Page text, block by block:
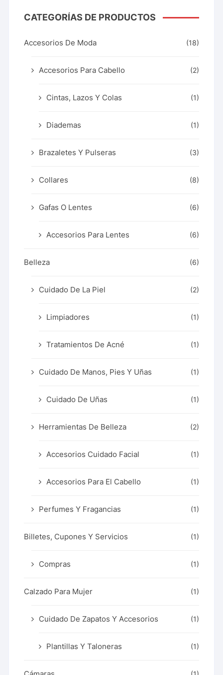
CATEGORÍAS DE PRODUCTOS
Accesorios De Moda (18)
Accesorios Para Cabello (2)
Cintas, Lazos Y Colas (1)
Diademas (1)
Brazaletes Y Pulseras (3)
Collares (8)
Gafas O Lentes (6)
Accesorios Para Lentes (6)
Belleza (6)
Cuidado De La Piel (2)
Limpiadores (1)
Tratamientos De Acné (1)
Cuidado De Manos, Pies Y Uñas (1)
Cuidado De Uñas (1)
Herramientas De Belleza (2)
Accesorios Cuidado Facial (1)
Accesorios Para El Cabello (1)
Perfumes Y Fragancias (1)
Billetes, Cupones Y Servicios (1)
Compras (1)
Calzado Para Mujer (1)
Cuidado De Zapatos Y Accesorios (1)
Plantillas Y Taloneras (1)